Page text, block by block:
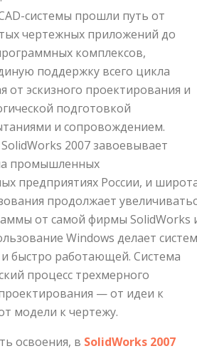
системы прошли путь от
чертежных приложений до
комплексов,
поддержку всего цикла
от эскизного проектирования и
подготовкой
и сопро­вождением.
2007 завоевывает
промышленных
предприятиях России, и
продолжает
от самой фирмы SolidWorks
Windows делает
быстро работающей. Система
процесс трехмерного
— от идеи к
модели к чертежу.
освоения, в SolidWorks 2007